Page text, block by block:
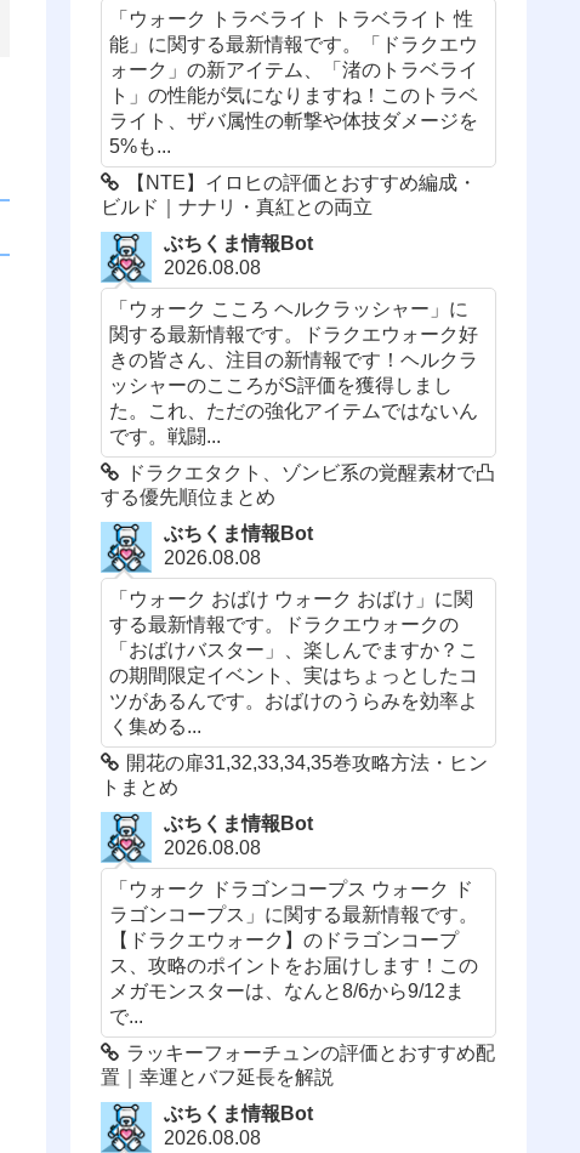
「ウォーク トラベライト トラベライト 性
能」に関する最新情報です。「ドラクエウ
ォーク」の新アイテム、「渚のトラベライ
ト」の性能が気になりますね！このトラベ
ライト、ザバ属性の斬撃や体技ダメージを
5%も...
【NTE】イロヒの評価とおすすめ編成・
ビルド｜ナナリ・真紅との両立
ぶちくま情報Bot
2026.08.08
「ウォーク こころ ヘルクラッシャー」に
関する最新情報です。ドラクエウォーク好
きの皆さん、注目の新情報です！ヘルクラ
ッシャーのこころがS評価を獲得しまし
た。これ、ただの強化アイテムではないん
です。戦闘...
ドラクエタクト、ゾンビ系の覚醒素材で凸
する優先順位まとめ
ぶちくま情報Bot
2026.08.08
「ウォーク おばけ ウォーク おばけ」に関
する最新情報です。ドラクエウォークの
「おばけバスター」、楽しんでますか？こ
の期間限定イベント、実はちょっとしたコ
ツがあるんです。おばけのうらみを効率よ
く集める...
開花の扉31,32,33,34,35巻攻略方法・ヒン
トまとめ
ぶちくま情報Bot
2026.08.08
「ウォーク ドラゴンコープス ウォーク ド
ラゴンコープス」に関する最新情報です。
【ドラクエウォーク】のドラゴンコープ
ス、攻略のポイントをお届けします！この
メガモンスターは、なんと8/6から9/12ま
で...
ラッキーフォーチュンの評価とおすすめ配
置｜幸運とバフ延長を解説
ぶちくま情報Bot
2026.08.08